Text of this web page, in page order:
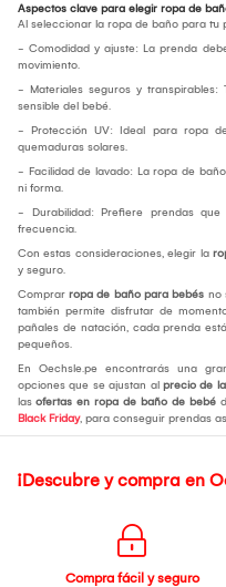
Aspectos clave para elegir ropa de
Al seleccionar la ropa de baño para tu
- Comodidad y ajuste: La prenda
movimiento.
- Materiales seguros y transpirables:
sensible del bebé.
- Protección UV: Ideal para ropa
quemaduras solares.
- Facilidad de lavado: La ropa de
ni forma.
- Durabilidad: Prefiere prendas
frecuencia.
Con estas consideraciones, elegir la
y seguro.
Comprar ropa de baño para bebés no
también permite disfrutar de
pañales de natación, cada prenda
pequeños.
En Oechsle.pe encontrarás una
opciones que se ajustan al precio de
las ofertas en ropa de baño de bebé
Black Friday, para conseguir prendas
¡Descubre y compra en
Compra fácil y seguro